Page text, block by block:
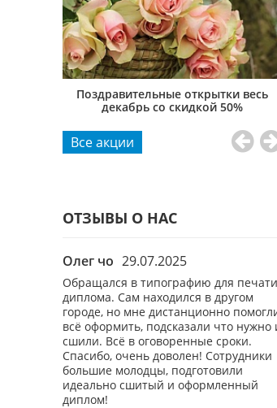
Поздравительные открытки весь
декабрь со скидкой 50%
Все акции
ОТЗЫВЫ О НАС
Олег чо 29.07.2025
Обращался в типографию для печати
диплома. Сам находился в другом
городе, но мне дистанционно
всё оформить, подсказали что нужно
сшили. Всё в оговоренные сроки.
Спасибо, очень доволен! Сотрудники
большие молодцы, подготовили
идеально сшитый и оформленный
диплом!